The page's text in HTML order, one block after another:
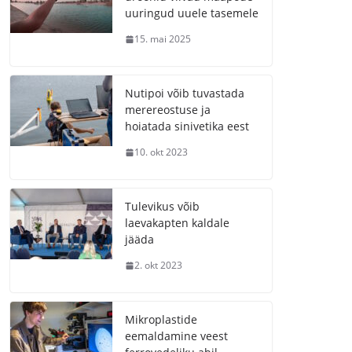
uuringud uuele tasemele
15. mai 2025
Nutipoi võib tuvastada
merereostuse ja
hoiatada sinivetika eest
10. okt 2023
Tulevikus võib
laevakapten kaldale
jääda
2. okt 2023
Mikroplastide
eemaldamine veest